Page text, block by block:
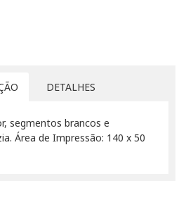
DETALHES
segmentos brancos e
Área de Impressão: 140 x 50